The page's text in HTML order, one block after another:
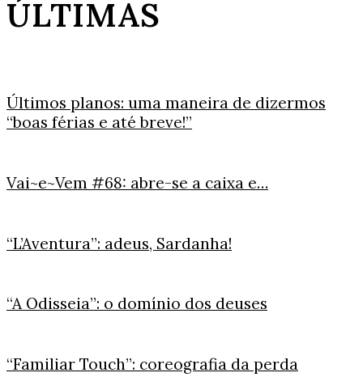
ÚLTIMAS
Últimos planos: uma maneira de dizermos
“boas férias e até breve!”
Vai~e~Vem #68: abre-se a caixa e…
“L’Aventura”: adeus, Sardanha!
“A Odisseia”: o domínio dos deuses
“Familiar Touch”: coreografia da perda